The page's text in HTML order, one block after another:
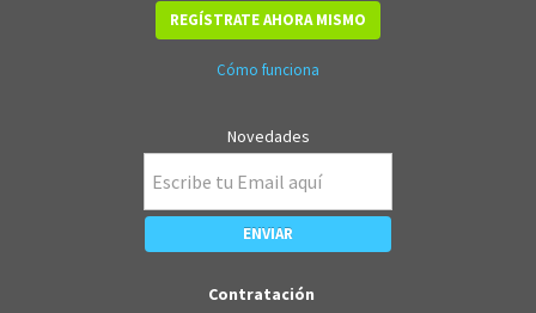
REGÍSTRATE AHORA MISMO
Cómo funciona
Novedades
Contratación